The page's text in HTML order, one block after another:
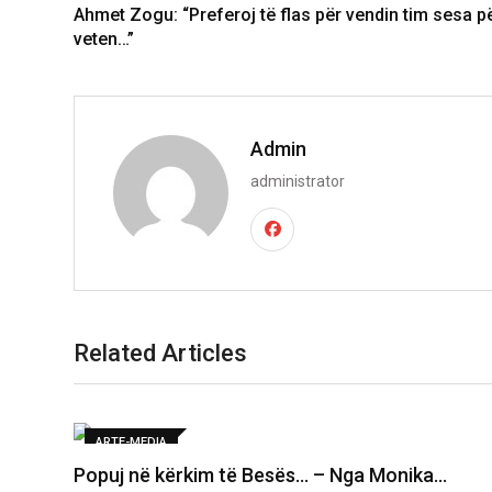
Ahmet Zogu: “Preferoj të flas për vendin tim sesa
veten…”
Admin
administrator
Related Articles
ARTE-MEDIA
Popuj në kërkim të Besës… – Nga Monika…